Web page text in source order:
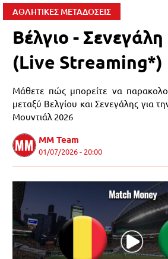
ΑΘΛΗΤΙΚΕΣ ΜΕΤΑΔΟΣΕΙΣ
Βέλγιο -
(Live Streaming*)
Μάθετε πώς μπορείτε να
μεταξύ Βελγίου και Σενεγάλης για
Μουντιάλ 2026
MM Team
01/07/2026 - 20:00